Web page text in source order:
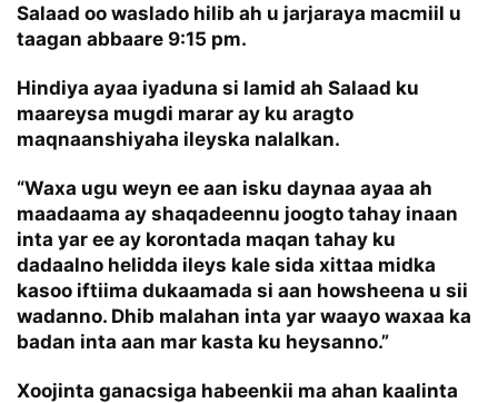
Salaad oo waslado hilib ah u jarjaraya macmiil u
taagan abbaare 9:15 pm.
Hindiya ayaa iyaduna si lamid ah Salaad ku
maareysa mugdi marar ay ku aragto
maqnaanshiyaha ileyska nalalkan.
“Waxa ugu weyn ee aan isku daynaa ayaa ah
maadaama ay shaqadeennu joogto tahay inaan
inta yar ee ay korontada maqan tahay ku
dadaalno helidda ileys kale sida xittaa midka
kasoo iftiima dukaamada si aan howsheena u sii
wadanno. Dhib malahan inta yar waayo waxaa ka
badan inta aan mar kasta ku heysanno.”
Xoojinta ganacsiga habeenkii ma ahan kaalinta